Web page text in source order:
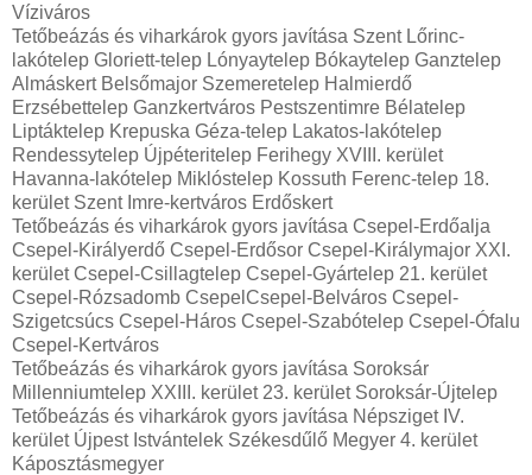
Víziváros
Tetőbeázás és viharkárok gyors javítása Szent Lőrinc-
lakótelep Gloriett-telep Lónyaytelep Bókaytelep Ganztelep
Almáskert Belsőmajor Szemeretelep Halmierdő
Erzsébettelep Ganzkertváros Pestszentimre Bélatelep
Liptáktelep Krepuska Géza-telep Lakatos-lakótelep
Rendessytelep Újpéteritelep Ferihegy XVIII. kerület
Havanna-lakótelep Miklóstelep Kossuth Ferenc-telep 18.
kerület Szent Imre-kertváros Erdőskert
Tetőbeázás és viharkárok gyors javítása Csepel-Erdőalja
Csepel-Királyerdő Csepel-Erdősor Csepel-Királymajor XXI.
kerület Csepel-Csillagtelep Csepel-Gyártelep 21. kerület
Csepel-Rózsadomb CsepelCsepel-Belváros Csepel-
Szigetcsúcs Csepel-Háros Csepel-Szabótelep Csepel-Ófalu
Csepel-Kertváros
Tetőbeázás és viharkárok gyors javítása Soroksár
Millenniumtelep XXIII. kerület 23. kerület Soroksár-Újtelep
Tetőbeázás és viharkárok gyors javítása Népsziget IV.
kerület Újpest Istvántelek Székesdűlő Megyer 4. kerület
Káposztásmegyer